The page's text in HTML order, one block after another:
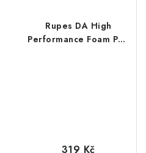
Rupes DA High
Performance Foam Pad
319 Kč